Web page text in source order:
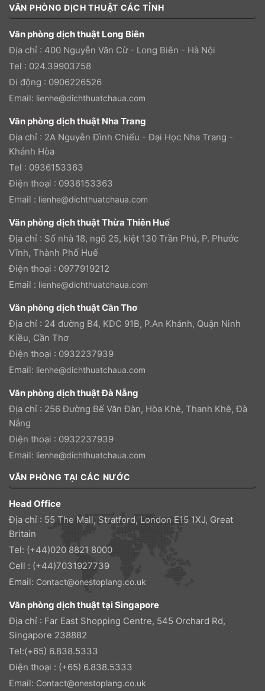
VĂN PHÒNG DỊCH THUẬT CÁC TỈNH
Văn phòng dịch thuật Long Biên
Địa chỉ : 400 Nguyễn Văn Cừ - Long Biên - Hà Nội
Tel : 024.39903758
Di động : 0906226526
Email: lienhe@dichthuatchaua.com
Văn phòng dịch thuật Nha Trang
Địa chỉ : 2A Nguyễn Đình Chiểu - Đại Học Nha Trang -
Khánh Hòa
Tel : 0936153363
Điện thoại : 0936153363
Email : lienhe@dichthuatchaua.com
Văn phòng dịch thuật Thừa Thiên Huế
Địa chỉ : Số nhà 18, ngõ 25, kiệt 130 Trần Phú, P. Phước
Vĩnh, Thành Phố Huế
Điện thoại : 0977919212
Email : lienhe@dichthuatchaua.com
Văn phòng dịch thuật Cần Thơ
Địa chỉ : 24 đường B4, KDC 91B, P.An Khánh, Quận Ninh
Kiều, Cần Thơ
Điện thoại : 0932237939
Email: lienhe@dichthuatchaua.com
Văn phòng dịch thuật Đà Nẵng
Địa chỉ : 256 Đường Bế Văn Đàn, Hòa Khê, Thanh Khê, Đà
Nẵng
Điện thoại : 0932237939
Email: lienhe@dichthuatchaua.com
VĂN PHÒNG TẠI CÁC NƯỚC
Head Office
Địa chỉ : 55 The Mall, Stratford, London E15 1XJ, Great
Britain
Tel: (+44)020 8821 8000
Cell : (+44)7031927739
Email: Contact@onestoplang.co.uk
Văn phòng dịch thuật tại Singapore
Địa chỉ : Far East Shopping Centre, 545 Orchard Rd,
Singapore 238882
Tel:(+65) 6.838.5333
Điện thoại : (+65) 6.838.5333
Email: Contact@onestoplang.co.uk